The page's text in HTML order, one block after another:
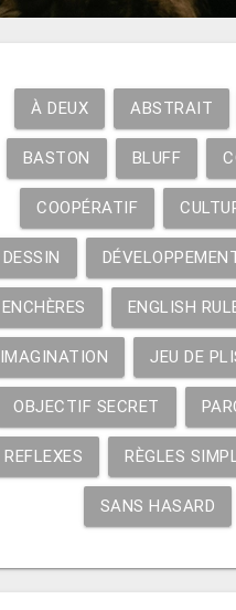
À DEUX ABSTRAIT
BASTON BLUFF
COOPÉRATIF
DESSIN
ENCHÈRES ENGLISH
IMAGINATION JEU DE
OBJECTIF SECRET
REFLEXES RÈGLES
SANS HASARD